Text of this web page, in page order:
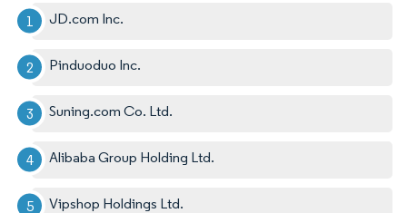
JD.com Inc.
Pinduoduo Inc.
Suning.com Co. Ltd.
Alibaba Group Holding Ltd.
Vipshop Holdings Ltd.